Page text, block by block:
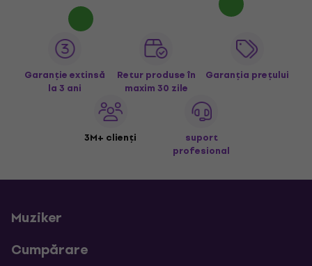
Garanție extinsă
la 3 ani
Retur produse în
maxim 30 zile
Garanția prețului
3M+ clienți
suport
profesional
Muziker
Cumpărare